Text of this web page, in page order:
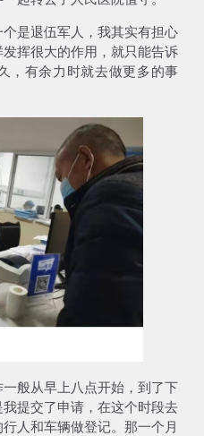
是退伍军人，我其实有担心
挥很大的作用，就只能告诉
，有余力时就去做更多的事
般从早上八点开始，到了下
提交了申请，在这个时段去
人和车辆做登记。那一个月